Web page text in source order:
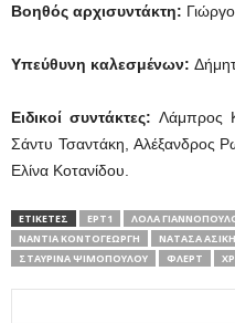
Βοηθός αρχισυντάκτη:
Υπεύθυνη καλεσμένων:
Ειδικοί συντάκτες: Λάμπρος
Σάντυ Τσαντάκη, Αλέξανδρος
Ελίνα Κοτανίδου.
ΕΤΙΚΕΤΕΣ ΕΡΤ1 ΛΌΛΑ
ΝΆΝΤΙΑ ΚΟΝΤΟΓΕΏΡΓΗ
ΝΑΤΆΣΑ ΑΣΊΚΗ
ΣΤΑΥΡΊΝΑ ΨΙΜΟΠΟΎΛΟΥ
ΦΛΕΡΤ